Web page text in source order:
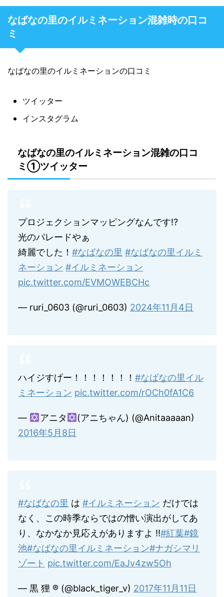
なばなの里のイルミネーション混雑時の口コ
ミ
なばなの里のイルミネーションの口コミ
ツイッター
インスタグラム
なばなの里のイルミネーション混雑の口コ
ミ①ツイッター
プロジェクションマッピングなんです⁉︎
光のパレードやぁ
綺麗でした！ #なばなの里 #なばなの里イルミ
ネーション #イルミネーション
pic.twitter.com/EVMOWEBCHc
— ruri_0603 (@ruri_0603) 2024年11月4日
ハイジすげー！！！！！！！ #なばなの里イル
ミネーション pic.twitter.com/rOCh0fA1C6
— アニタ
(アニちゃん) (@Anitaaaaan)
2016年5月8日
#なばなの里 は #イルミネーション だけでは
なく、この時季ならではの憎い演出がしてあ
り、なかなか見応えがありますよ !!#紅葉#鏡
池#なばなの里イルミネーション#ナガシマリ
ゾート pic.twitter.com/EaJv4zw5Oh
— 黒 狸 ® (@black_tiger_v) 2017年11月11日